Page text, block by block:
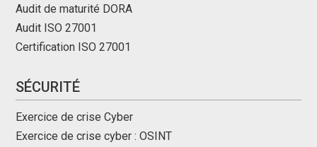
Audit de maturité DORA
Audit ISO 27001
Certification ISO 27001
SÉCURITÉ
Exercice de crise Cyber
Exercice de crise cyber : OSINT